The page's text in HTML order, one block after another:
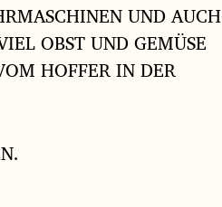
UND AUCH
OBST UND GEMÜSE
HOFFER IN DER